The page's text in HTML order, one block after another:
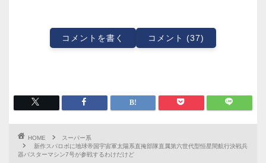
コメントを書く コメント (37)
HOME
スーパー系
新作スパロボに地球帝国宇宙軍太陽系直掩部隊直属第六世代型恒星間航行決戦兵
器バスターマシン7号が参戦するわけだけど